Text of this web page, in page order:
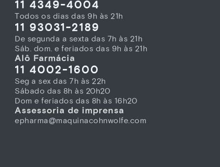
11 4349-4004
Todos os dias das 9h às 21h
11 93031-2189
De segunda a sexta das 7h às 21h
Sáb. dom. e feriados das 9h às 21h
Alô Farmácia
11 4002-1600
Seg a sex das 7h às 22h
Sábado das 8h às 20h20
Dom e feriados das 8h às 16h20
Assessoria de imprensa
epharma@maquinacohnwolfe.com